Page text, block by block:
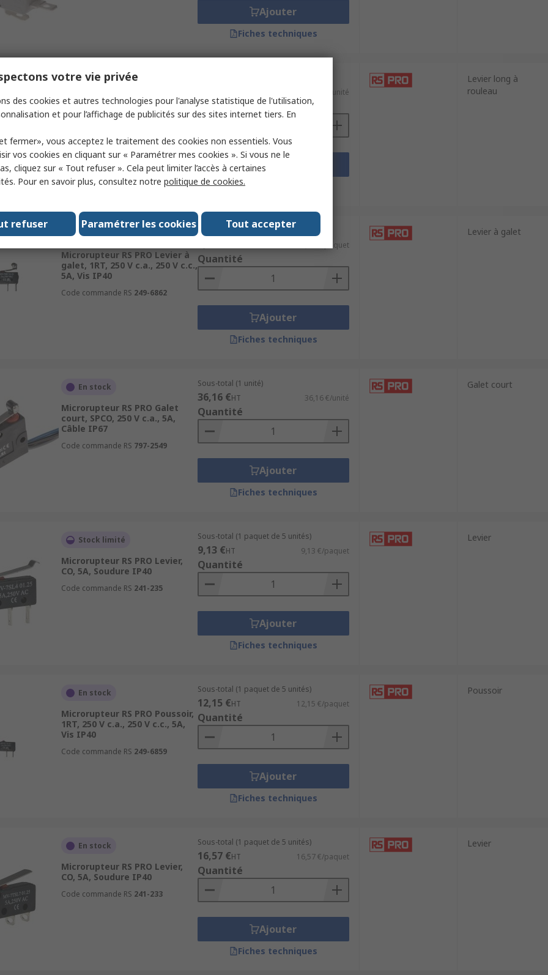
Ajouter
Fiches techniques
En stock
Microrupteur RS PRO Levier
long à rouleau, SPCO, 250 V
c.a., 16A, Connexion rapide
Code commande RS804-6221
5,52 €/unité
Quantité
Ajouter
Fiches techniques
Levier long à
rouleau
En stock
Microrupteur RS PRO Levier à
galet, 1RT, 250 V c.a., 250 V c.c.,
5A, Vis IP40
Code commande RS 249-6862
Sous-total (1 paquet de 5 unités)
7,77 €/paquet
Quantité
Ajouter
Fiches techniques
Levier à galet
En stock
Microrupteur RS PRO Galet
court, SPCO, 250 V c.a., 5A,
Câble IP67
Code commande RS 797-2549
Sous-total (1 unité)
36,16 €HT 36,16 €/unité
Quantité
Ajouter
Fiches techniques
Galet court
Stock limité
Microrupteur RS PRO Levier,
CO, 5A, Soudure IP40
Code commande RS 241-235
Sous-total (1 paquet de 5 unités)
9,13 €HT 9,13 €/paquet
Quantité
Ajouter
Fiches techniques
Levier
En stock
Microrupteur RS PRO Poussoir,
1RT, 250 V c.a., 250 V c.c., 5A,
Vis IP40
Code commande RS 249-6859
Sous-total (1 paquet de 5 unités)
12,15 €HT 12,15 €/paquet
Quantité
Ajouter
Fiches techniques
Poussoir
En stock
Microrupteur RS PRO Levier,
CO, 5A, Soudure IP40
Code commande RS 241-233
Sous-total (1 paquet de 5 unités)
16,57 €HT 16,57 €/paquet
Quantité
Ajouter
Fiches techniques
Levier
votre vie privée
des cookies et autres technologies pour l'analyse statistique de l'utilisation,
et pour l’affichage de publicités sur des sites internet tiers. En
fermer», vous acceptez le traitement des cookies non essentiels. Vous
vos cookies en cliquant sur « Paramétrer mes cookies ». Si vous ne le
cliquez sur « Tout refuser ». Cela peut limiter l’accès à certaines
Pour en savoir plus, consultez notre politique de cookies.
Tout accepter
Paramétrer les cookies
refuser